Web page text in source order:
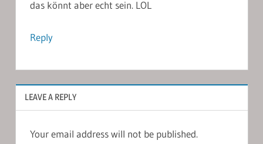
das könnt aber echt sein. LOL
Reply
LEAVE A REPLY
Your email address will not be published.